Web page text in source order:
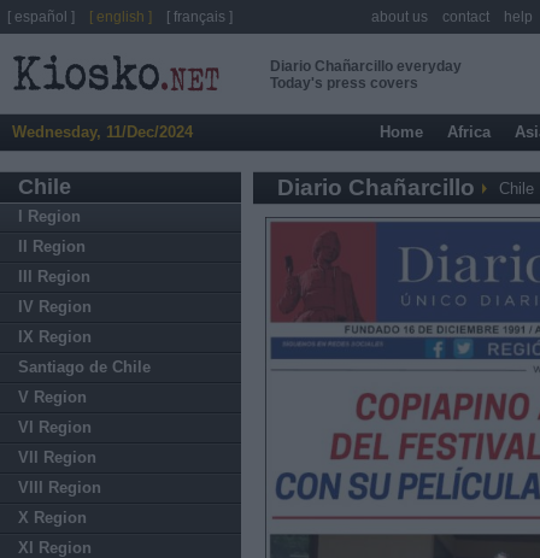
Diario Chañarcillo everyday
Today's press covers
Wednesday, 11/Dec/2024 Home Africa
Chile
I Region
II Region
III Region
IV Region
IX Region
Santiago de Chile
V Region
VI Region
VII Region
VIII Region
X Region
XI Region
Diario Chañarcillo Chile
[ español ] [ english ] [ français ] about us contact help